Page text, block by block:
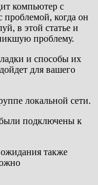
компьютер с
проблемой, когда он
в этой статье и
проблему.
и способы их
для вашего
локальной сети.
были подключены к
также